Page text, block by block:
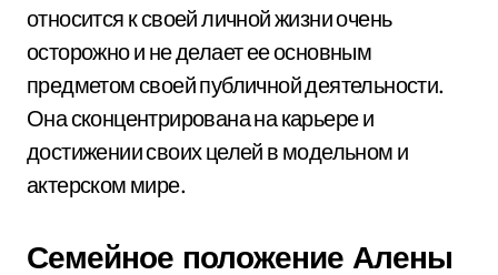
относится к своей личной жизни очень
осторожно и не делает ее основным
предметом своей публичной деятельности.
Она сконцентрирована на карьере и
достижении своих целей в модельном и
актерском мире.
Семейное положение Алены